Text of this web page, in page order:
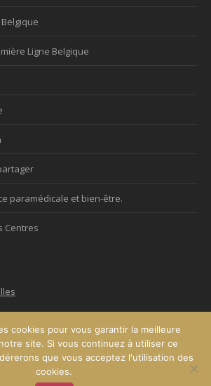
Ligne Belgique
paramédicale et bien-être.
Centres
de l'Hypnose de la province de Hainaut.
Tous droits réservés.
qui soutiennent vos soins. Pour psychologues,
cookies pour vous garantir la meilleure
site. Si vous continuez à utiliser ce
que vous acceptez l'utilisation des
cookies.